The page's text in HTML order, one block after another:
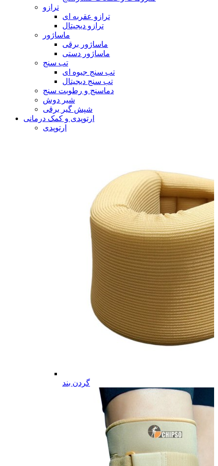
ترازو
ترازو عقربه ای
ترازو دیجیتال
ماساژور
ماساژور برقی
ماساژور دستی
تب سنج
تب سنج جیوه ای
تب سنج دیجیتال
دماسنج و رطوبت سنج
شیر دوش
شپش گیر برقی
ارتوپدی و کمک درمانی
ارتوپدی
گردن بند